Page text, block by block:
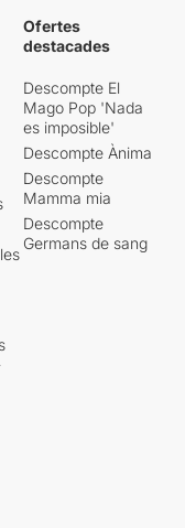
Ofertes
destacades
Descompte El
Mago Pop 'Nada
es imposible'
Descompte Ànima
Descompte
Mamma mia
Descompte
Germans de sang